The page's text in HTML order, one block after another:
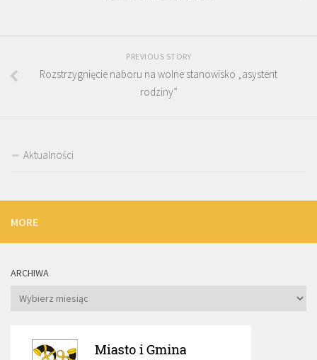
PREVIOUS STORY
Rozstrzygnięcie naboru na wolne stanowisko „asystent
rodziny”
Aktualności
MORE
ARCHIWA
Archiwa